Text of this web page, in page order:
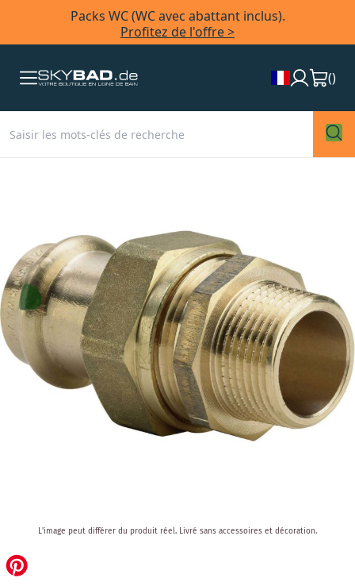
Packs WC (WC avec abattant inclus).
Profitez de l'offre >
()
images
gallery
the
beginning
L'image peut différer du produit réel. Livré sans accessoires et décoration.